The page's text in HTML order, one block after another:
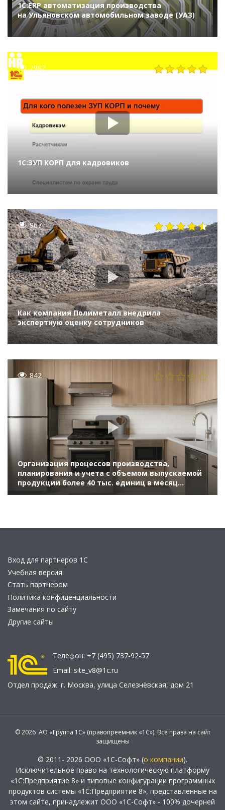
1С:ERP автоматизация производства
на Ульяновском автомобильном заводе (УАЗ)
2982
1С:ЗУП КОРП для кадровиков
967
Как компания Полиметалл внедрила
экспертную оценку сотрудников
842
Организация процессов производства,
планирования и учета с объемом выпускаемой
продукции более 40 тыс. единиц в месяц
(Бизнес-форум 1С:ERP онлайн 18 ноября 2020 г.,
Вход для партнеров 1С
Учебная версия
Стать партнером
Политика конфиденциальности
Замечания по сайту
Другие сайты
Телефон: +7 (495) 737-92-57
Email: site_v8@1c.ru
Отдел продаж: г. Москва, улица Селезнёвская, дом 21
© 2026 АО «Группа 1С» (правопреемник «1С»). Все права на сайт
защищены
© 2011- 2026 ООО «1С-Софт» (о компании).
Исключительное право на технологическую платформу
«1С:Предприятие 8» и типовые конфигурации программных
продуктов системы «1С:Предприятие 8», представленные на
этом сайте, принадлежит ООО «1С-Софт» - 100% дочерней